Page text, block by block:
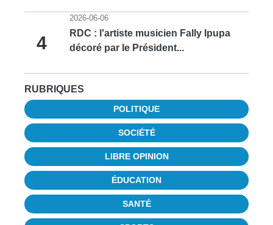
4
2026-06-06
RDC : l'artiste musicien Fally Ipupa
décoré par le Président...
RUBRIQUES
POLITIQUE
SOCIÉTÉ
LIBRE OPINION
ÉDUCATION
SANTÉ